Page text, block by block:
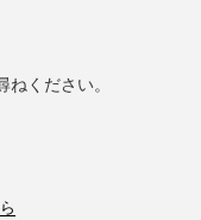
ください。